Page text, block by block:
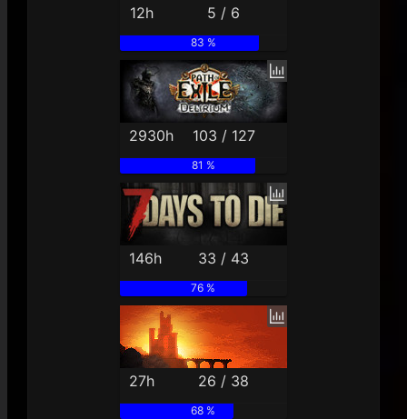
12h 5 / 6
83 %
2930h 103 / 127
81 %
146h 33 / 43
76 %
27h 26 / 38
68 %